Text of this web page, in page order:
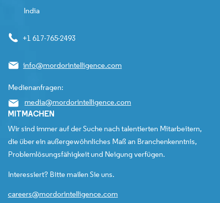
India
+1 617-765-2493
info@mordorintelligence.com
Medienanfragen:
media@mordorintelligence.com
MITMACHEN
Wir sind immer auf der Suche nach talentierten Mitarbeitern,
die über ein außergewöhnliches Maß an Branchenkenntnis,
Problemlösungsfähigkeit und Neigung verfügen.
Interessiert? Bitte mailen Sie uns.
careers@mordorintelligence.com